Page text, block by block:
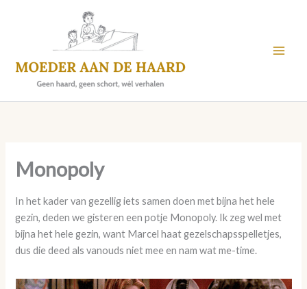
Monopoly
In het kader van gezellig iets samen doen met bijna het hele
gezin, deden we gisteren een potje Monopoly. Ik zeg wel met
bijna het hele gezin, want Marcel haat gezelschapsspelletjes,
dus die deed als vanouds niet mee en nam wat me-time.